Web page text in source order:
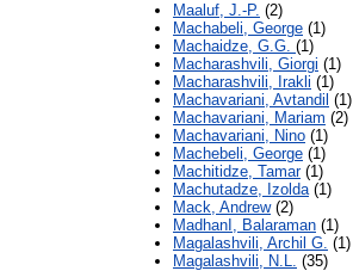
Maaluf, J.-P. (2)
Machabeli, George (1)
Machaidze, G.G. (1)
Macharashvili, Giorgi (1)
Macharashvili, Irakli (1)
Machavariani, Avtandil (1)
Machavariani, Mariam (2)
Machavariani, Nino (1)
Machebeli, George (1)
Machitidze, Tamar(1)
Machutadze, Izolda(1)
Mack, Andrew(2)
MadhanI, Balaraman (1)
Magalashvili, Archil G. (1)
Magalashvili, N.L. (35)